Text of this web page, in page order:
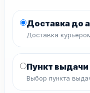
Доставка до
Доставка
Пункт
Выбор пункта